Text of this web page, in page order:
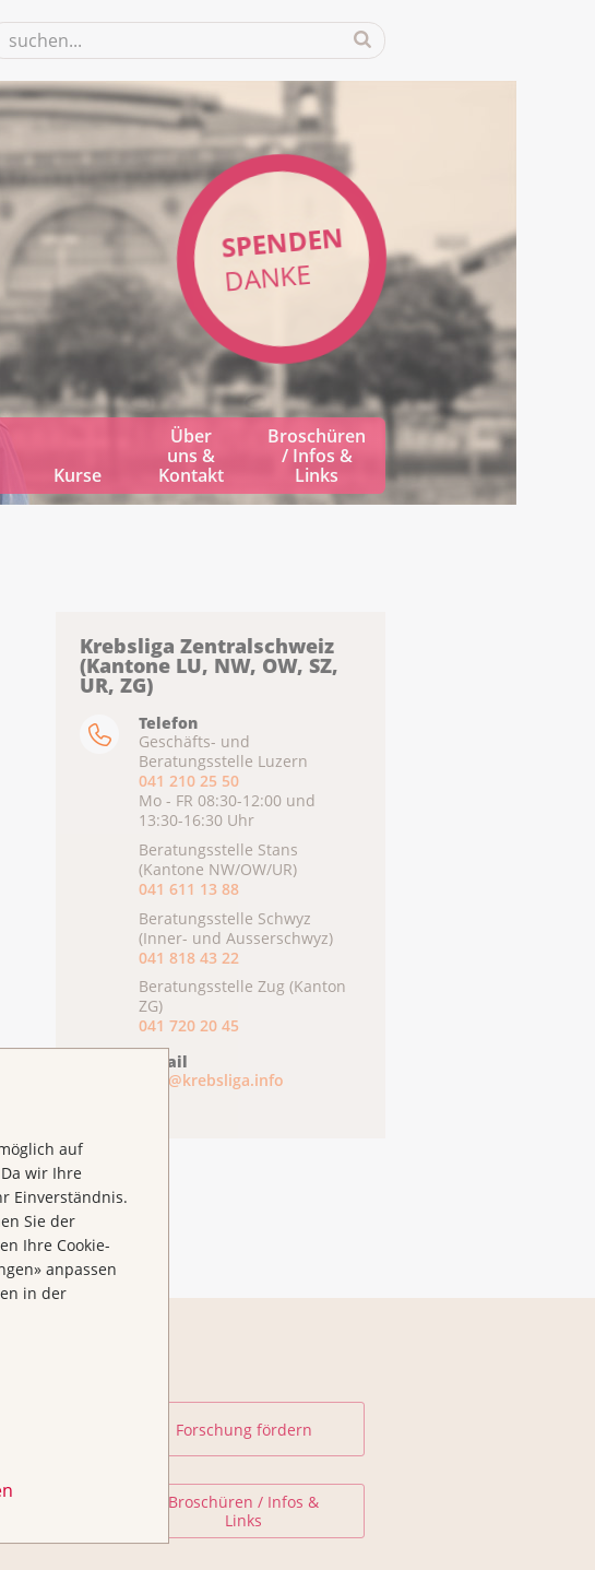
auf
wir Ihre
Einverständnis.
Sie der
Ihre Cookie-
anpassen
in der
SPENDEN
DANKE
Kurse
Über
uns &
Kontakt
Broschüren
/ Infos &
Links
Krebsliga Zentralschweiz
(Kantone LU, NW, OW, SZ,
UR, ZG)
Telefon
Geschäfts- und
Beratungsstelle Luzern
041 210 25 50
Mo - FR 08:30-12:00 und
13:30-16:30 Uhr
Beratungsstelle Stans
(Kantone NW/OW/UR)
041 611 13 88
Beratungsstelle Schwyz
(Inner- und Ausserschwyz)
041 818 43 22
Beratungsstelle Zug (Kanton
ZG)
041 720 20 45
E-Mail
info@krebsliga.info
Forschung fördern
Broschüren / Infos &
Links